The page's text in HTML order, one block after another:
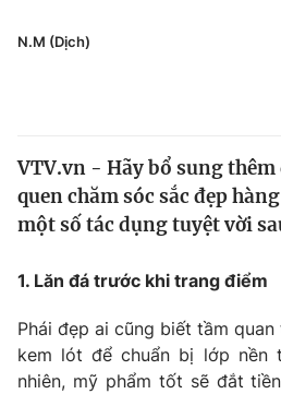
Thế giới
Câu chuyện quốc tế
Kinh tế
Tài chính
Thị trường
Dữ liệu và đời sống
Y tế
N.M (Dịch)
VTV.vn - Hãy bổ sung
quen chăm sóc sắc đẹp
một số tác dụng tuyệt vời
1. Lăn đá trước khi trang điểm
Phái đẹp ai cũng biết tầm
kem lót để chuẩn bị lớp nền
nhiên, mỹ phẩm tốt sẽ đắt